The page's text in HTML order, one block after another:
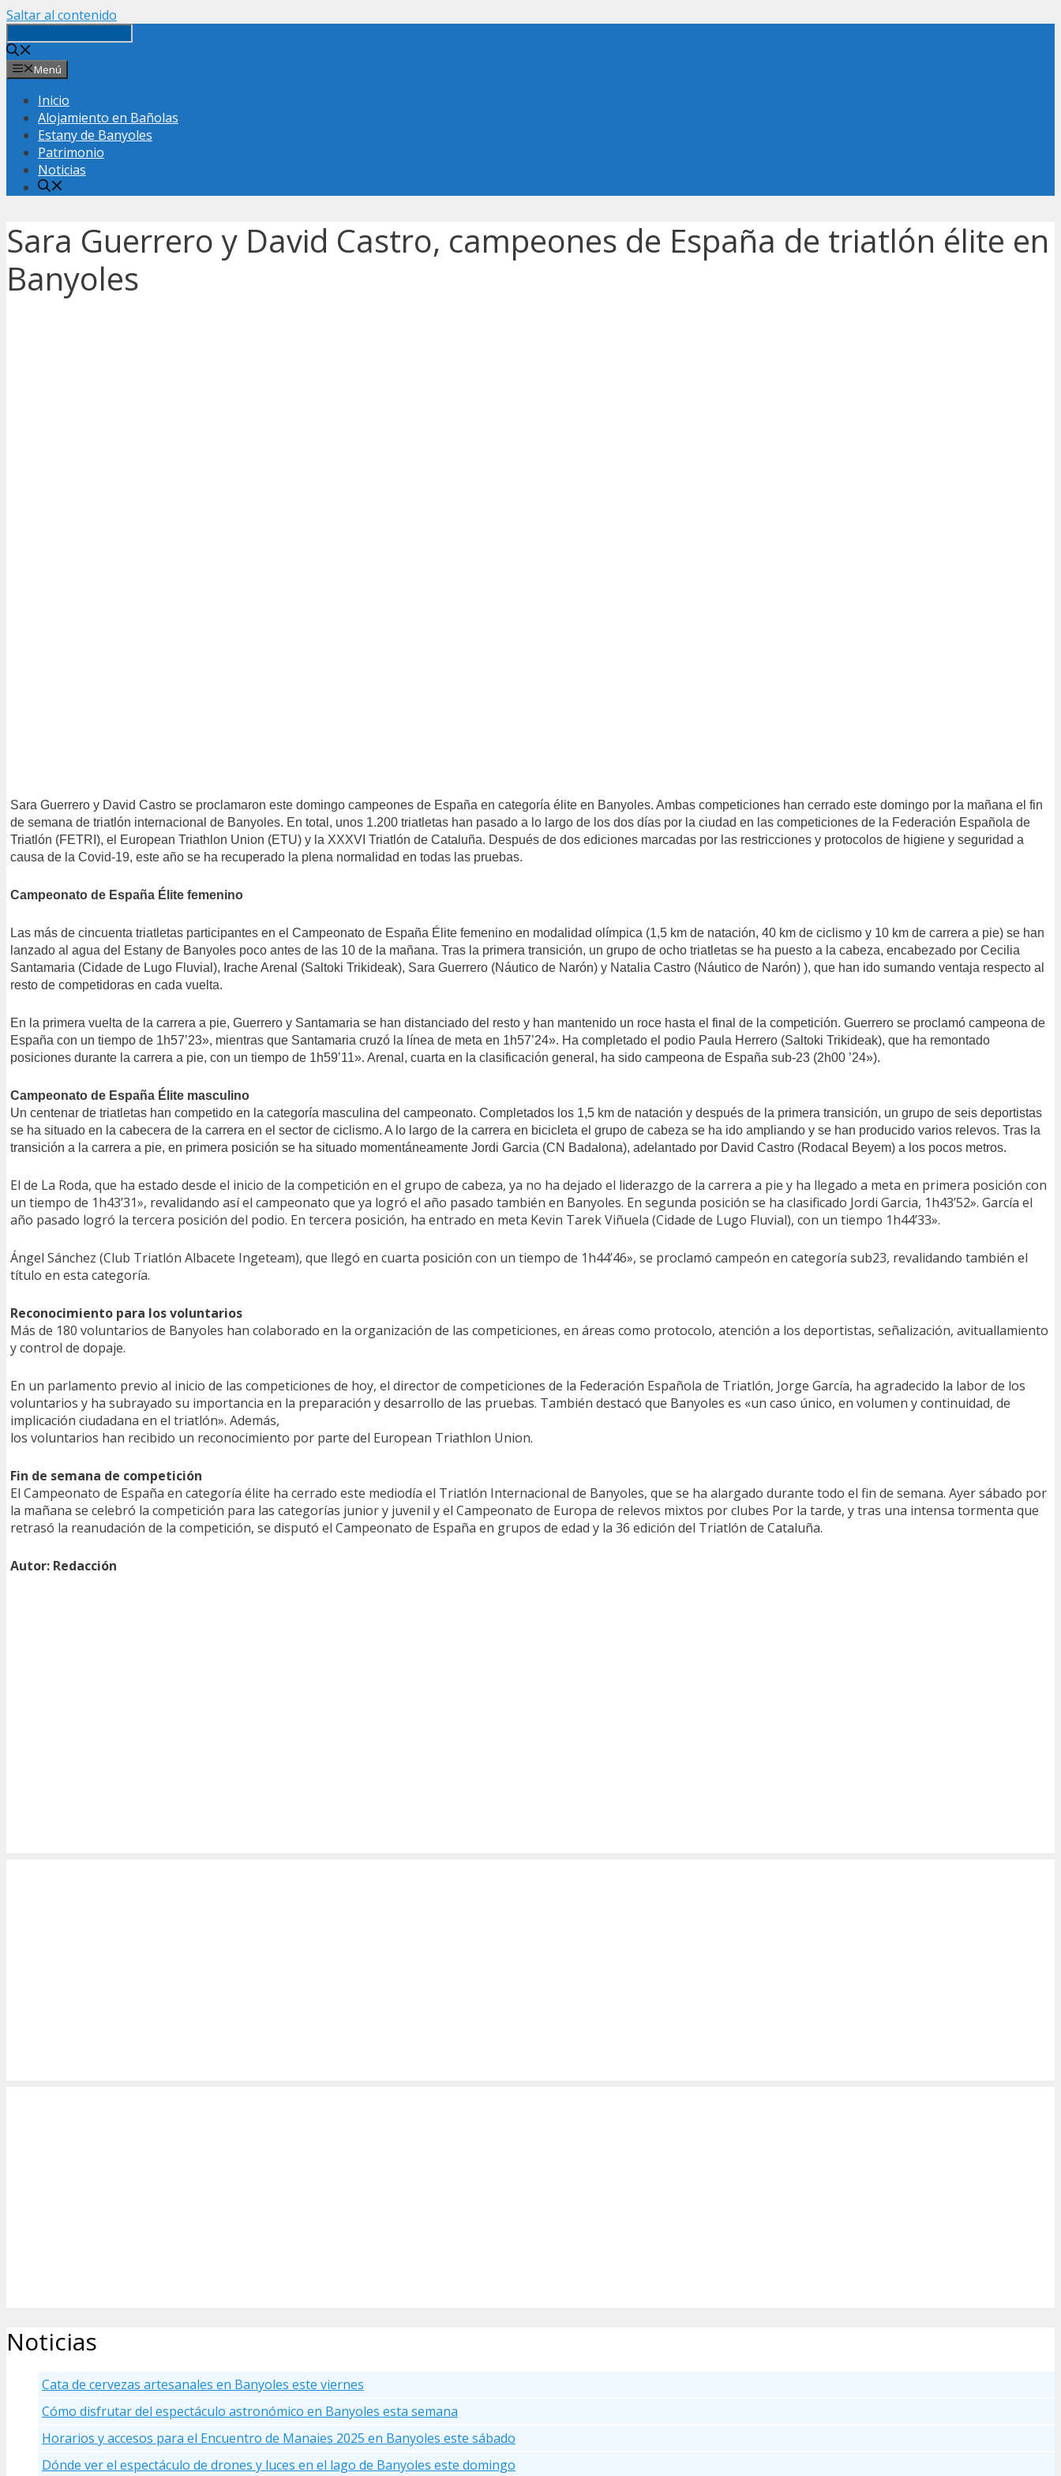
Saltar al contenido
Menú
Inicio
Alojamiento en Bañolas
Estany de Banyoles
Patrimonio
Noticias
Sara Guerrero y David Castro, campeones de España de triatlón élite en
Banyoles
Sara Guerrero y David Castro se proclamaron este domingo campeones de España en categoría élite en Banyoles. Ambas competiciones han cerrado este domingo por la mañana el fin
de semana de triatlón internacional de Banyoles. En total, unos 1.200 triatletas han pasado a lo largo de los dos días por la ciudad en las competiciones de la Federación Española de
Triatlón (FETRI), el European Triathlon Union (ETU) y la XXXVI Triatlón de Cataluña. Después de dos ediciones marcadas por las restricciones y protocolos de higiene y seguridad a
causa de la Covid-19, este año se ha recuperado la plena normalidad en todas las pruebas.
Campeonato de España Élite femenino
Las más de cincuenta triatletas participantes en el Campeonato de España Élite femenino en modalidad olímpica (1,5 km de natación, 40 km de ciclismo y 10 km de carrera a pie) se han
lanzado al agua del Estany de Banyoles poco antes de las 10 de la mañana. Tras la primera transición, un grupo de ocho triatletas se ha puesto a la cabeza, encabezado por Cecilia
Santamaria (Cidade de Lugo Fluvial), Irache Arenal (Saltoki Trikideak), Sara Guerrero (Náutico de Narón) y Natalia Castro (Náutico de Narón) ), que han ido sumando ventaja respecto al
resto de competidoras en cada vuelta.
En la primera vuelta de la carrera a pie, Guerrero y Santamaria se han distanciado del resto y han mantenido un roce hasta el final de la competición. Guerrero se proclamó campeona de
España con un tiempo de 1h57’23», mientras que Santamaria cruzó la línea de meta en 1h57’24». Ha completado el podio Paula Herrero (Saltoki Trikideak), que ha remontado
posiciones durante la carrera a pie, con un tiempo de 1h59’11». Arenal, cuarta en la clasificación general, ha sido campeona de España sub-23 (2h00 ’24»).
Campeonato de España Élite masculino
Un centenar de triatletas han competido en la categoría masculina del campeonato. Completados los 1,5 km de natación y después de la primera transición, un grupo de seis deportistas
se ha situado en la cabecera de la carrera en el sector de ciclismo. A lo largo de la carrera en bicicleta el grupo de cabeza se ha ido ampliando y se han producido varios relevos. Tras la
transición a la carrera a pie, en primera posición se ha situado momentáneamente Jordi Garcia (CN Badalona), adelantado por David Castro (Rodacal Beyem) a los pocos metros.
El de La Roda, que ha estado desde el inicio de la competición en el grupo de cabeza, ya no ha dejado el liderazgo de la carrera a pie y ha llegado a meta en primera posición con
un tiempo de 1h43’31», revalidando así el campeonato que ya logró el año pasado también en Banyoles. En segunda posición se ha clasificado Jordi Garcia, 1h43’52». García el
año pasado logró la tercera posición del podio. En tercera posición, ha entrado en meta Kevin Tarek Viñuela (Cidade de Lugo Fluvial), con un tiempo 1h44’33».
Ángel Sánchez (Club Triatlón Albacete Ingeteam), que llegó en cuarta posición con un tiempo de 1h44’46», se proclamó campeón en categoría sub23, revalidando también el
título en esta categoría.
Reconocimiento para los voluntarios
Más de 180 voluntarios de Banyoles han colaborado en la organización de las competiciones, en áreas como protocolo, atención a los deportistas, señalización, avituallamiento
y control de dopaje.
En un parlamento previo al inicio de las competiciones de hoy, el director de competiciones de la Federación Española de Triatlón, Jorge García, ha agradecido la labor de los
voluntarios y ha subrayado su importancia en la preparación y desarrollo de las pruebas. También destacó que Banyoles es «un caso único, en volumen y continuidad, de
implicación ciudadana en el triatlón». Además,
los voluntarios han recibido un reconocimiento por parte del European Triathlon Union.
Fin de semana de competición
El Campeonato de España en categoría élite ha cerrado este mediodía el Triatlón Internacional de Banyoles, que se ha alargado durante todo el fin de semana. Ayer sábado por
la mañana se celebró la competición para las categorías junior y juvenil y el Campeonato de Europa de relevos mixtos por clubes Por la tarde, y tras una intensa tormenta que
retrasó la reanudación de la competición, se disputó el Campeonato de España en grupos de edad y la 36 edición del Triatlón de Cataluña.
Autor: Redacción
Noticias
Cata de cervezas artesanales en Banyoles este viernes
Cómo disfrutar del espectáculo astronómico en Banyoles esta semana
Horarios y accesos para el Encuentro de Manaies 2025 en Banyoles este sábado
Dónde ver el espectáculo de drones y luces en el lago de Banyoles este domingo